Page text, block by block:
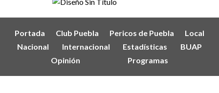
Portada Club Puebla Pericos de Puebla
Local
Nacional
Internacional Estadísticas
BUAP
Opinión
Programas